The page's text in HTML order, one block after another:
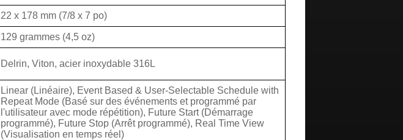
22 x 178 mm (7/8 x 7 po)
129 grammes (4,5 oz)
Delrin, Viton, acier inoxydable 316L
Linear (Linéaire), Event Based & User-Selectable Schedule with
Repeat Mode (Basé sur des événements et programmé par
l'utilisateur avec mode répétition), Future Start (Démarrage
programmé), Future Stop (Arrêt programmé), Real Time View
(Visualisation en temps réel)